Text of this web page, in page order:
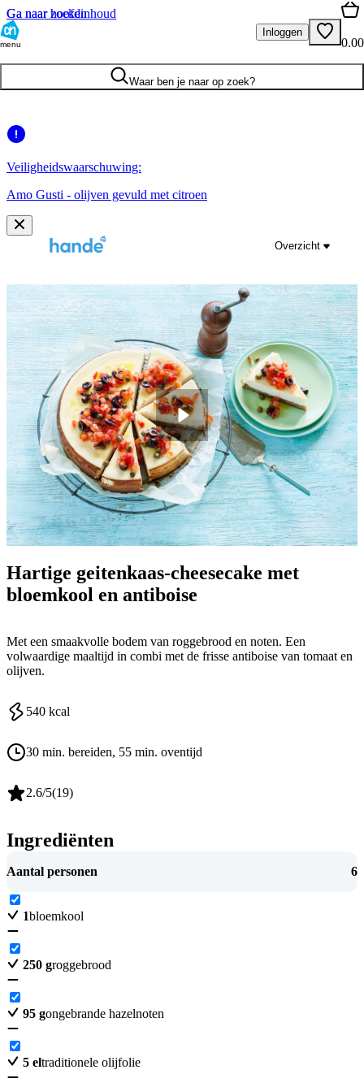
Ga naar hoofdinhoud
Ga naar zoeken
menu
Inloggen
0.00
Waar ben je naar op zoek?
Veiligheidswaarschuwing:
Amo Gusti - olijven gevuld met citroen
Overzicht
Hartige geitenkaas-cheesecake met
bloemkool en antiboise
Met een smaakvolle bodem van roggebrood en noten. Een
volwaardige maaltijd in combi met de frisse antiboise van tomaat en
olijven.
540 kcal
30 min. bereiden, 55 min. oventijd
2.6/5(19)
Ingrediënten
Aantal personen 6
1bloemkool
250 groggebrood
95 gongebrande hazelnoten
5 eltraditionele olijfolie